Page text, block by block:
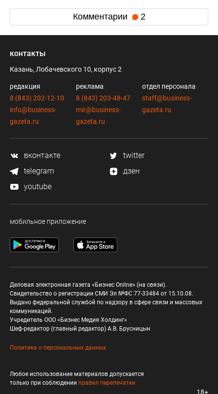
Комментарии 2
контакты
Казань, Лобачевского 10, корпус 2
редакция
8 (843) 202-12-10
info@business-
gazeta.ru
реклама
8 (843) 203-48-47
mir@business-
gazeta.ru
отдел персонала
staff@business-
gazeta.ru
вконтакте
twitter
telegram
дзен
youtube
мобильное приложение
Деловая электронная газета «Бизнес Online» (на связи).
Свидетельство о регистрации СМИ Эл №ФС 77-33484 от 15.10.08.
Выдано федеральной службой по надзору в сфере связи и массовых
коммуникаций.
Учредитель ООО «Бизнес Медия Холдинг»
Шеф-редактор (главный редактор) А.В. Брусницын
Политика о персональных данных
Любое использование материалов допускается
только при соблюдении правил перепечатки
18+